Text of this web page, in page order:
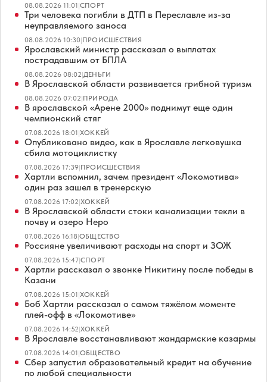
08.08.2026 11:01|СПОРТ
Три человека погибли в ДТП в Переславле из-за
неуправляемого заноса
08.08.2026 10:30|ПРОИСШЕСТВИЯ
Ярославский министр рассказал о выплатах
пострадавшим от БПЛА
08.08.2026 08:02|ДЕНЬГИ
В Ярославской области развивается грибной туризм
08.08.2026 07:02|ПРИРОДА
В ярославской «Арене 2000» поднимут еще один
чемпионский стяг
07.08.2026 18:01|ХОККЕЙ
Опубликовано видео, как в Ярославле легковушка
сбила мотоциклистку
07.08.2026 17:39|ПРОИСШЕСТВИЯ
Хартли вспомнил, зачем президент «Локомотива»
один раз зашел в тренерскую
07.08.2026 17:02|ХОККЕЙ
В Ярославской области стоки канализации текли в
почву и озеро Неро
07.08.2026 16:18|ОБЩЕСТВО
Россияне увеличивают расходы на спорт и ЗОЖ
07.08.2026 15:47|СПОРТ
Хартли рассказал о звонке Никитину после победы в
Казани
07.08.2026 15:01|ХОККЕЙ
Боб Хартли рассказал о самом тяжёлом моменте
плей-офф в «Локомотиве»
07.08.2026 14:52|ХОККЕЙ
В Ярославле восстанавливают жандармские казармы
07.08.2026 14:01|ОБЩЕСТВО
Сбер запустил образовательный кредит на обучение
по любой специальности